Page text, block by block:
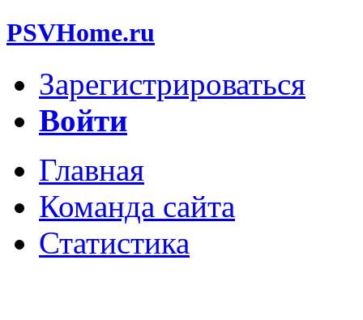
PSVHome.ru
Зарегистрироваться
Войти
Главная
Команда сайта
Статистика